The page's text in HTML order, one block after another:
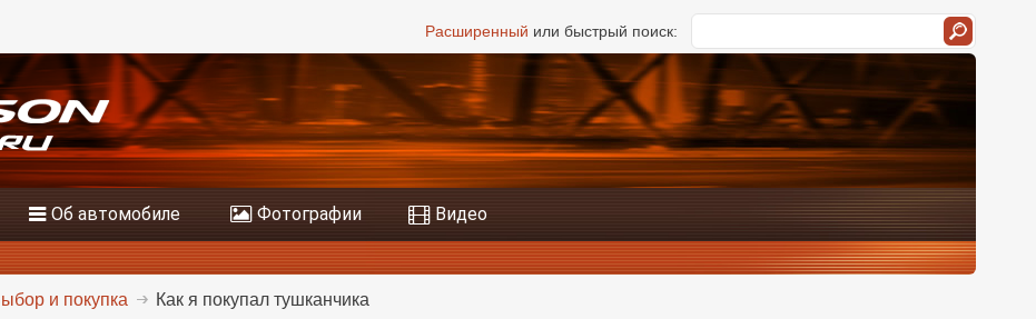
Расширенный или быстрый поиск:
Об автомобиле Фотографии Видео
и покупка Как я покупал тушканчика